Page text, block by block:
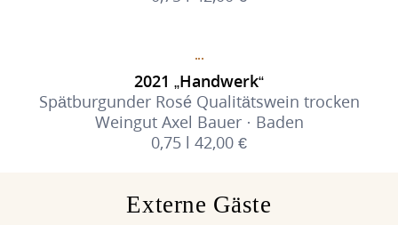
2021 „Handwerk“
Spätburgunder Rosé Qualitätswein trocken
Weingut Axel Bauer · Baden
0,75 l 42,00 €
Externe Gäste